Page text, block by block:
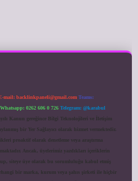
mail: backlinkpaneli@gmail.com Teams:
Whatsapp: 0262 606 0 726 Telegram: @karabul
Kanun gereğince Bilgi Teknolojileri ve İletişim
bir Yer Sağlayıcı olarak hizmet vermektedir.
proaktif olarak denetleme veya araştırma
Ancak, üyelerimiz yazdıkları içeriklerin
siteye üye olarak bu sorumluluğu kabul etmiş
bir marka, kurum veya şahıs şirketi ile hiçbir